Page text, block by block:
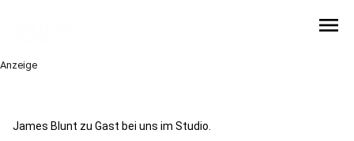
menu
Anzeige
James Blunt zu Gast bei uns im Studio.